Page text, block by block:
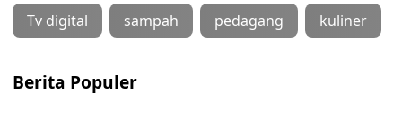
Tv digital sampah pedagang kuliner
Berita Populer